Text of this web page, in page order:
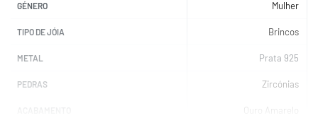
GÉNERO Mulher
TIPO DE JÓIA Brincos
METAL Prata 925
PEDRAS Zircónias
Ouro Amarelo